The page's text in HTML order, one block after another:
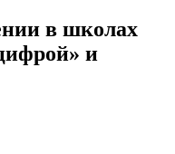
в школах
и